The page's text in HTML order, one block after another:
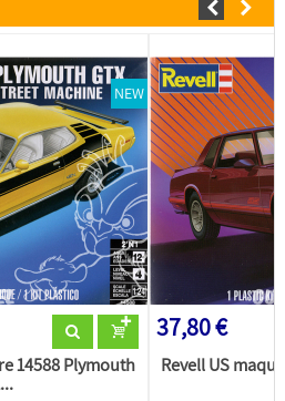
NEW
14588 Plymouth
37,80 €
Revell US